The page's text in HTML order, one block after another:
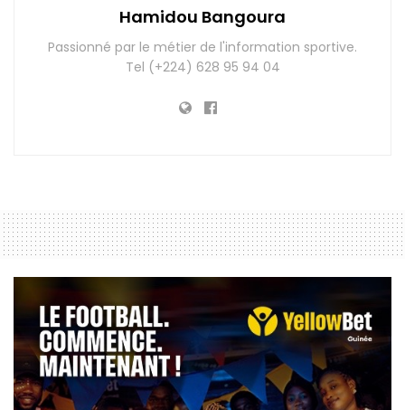
Hamidou Bangoura
Passionné par le métier de l'information sportive.
Tel (+224) 628 95 94 04